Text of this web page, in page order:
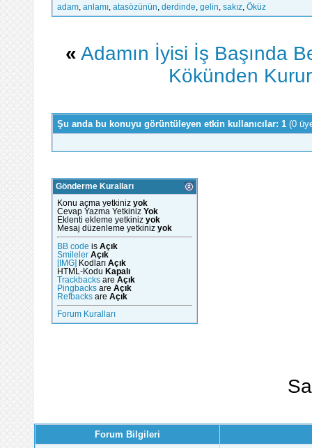
adam anlamı atasözünün derdinde gelin sakız Öküz
« Adamın İyisi İş Başında
Kökünden
Şu anda bu konuyu görüntüleyen etkin kullanıcılar: 1 (0
Gönderme Kuralları
Konu açma yetkiniz yok
Cevap Yazma Yetkiniz Yok
Eklenti ekleme yetkiniz yok
Mesaj düzenleme yetkiniz yok
BB code is Açık
Smileler Açık
[IMG] Kodları Açık
HTML-Kodu Kapalı
Trackbacks are Açık
Pingbacks are Açık
Refbacks are Açık
Forum Kuralları
Forum Bilgileri